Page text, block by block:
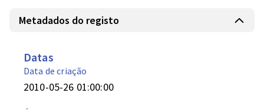
Metadados do registo
Datas
Data de criação
2010-05-26 01:00:00